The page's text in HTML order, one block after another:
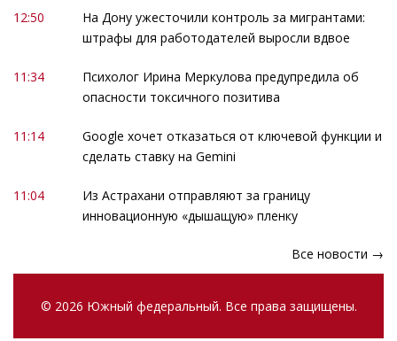
12:50
На Дону ужесточили контроль за мигрантами:
штрафы для работодателей выросли вдвое
11:34
Психолог Ирина Меркулова предупредила об
опасности токсичного позитива
11:14
Google хочет отказаться от ключевой функции и
сделать ставку на Gemini
11:04
Из Астрахани отправляют за границу
инновационную «дышащую» пленку
Все новости →
© 2026 Южный федеральный. Все права защищены.